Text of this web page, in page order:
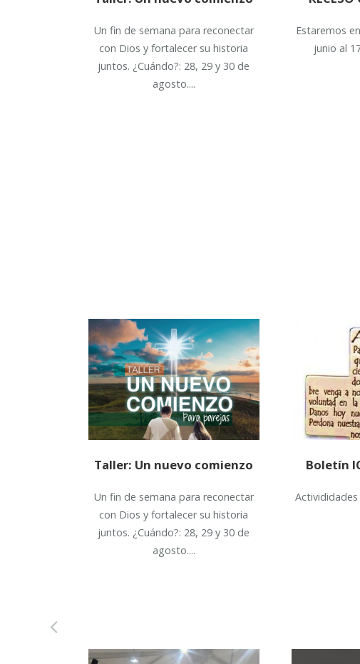
Un fin de semana para reconectar
con Dios y fortalecer su historia
juntos. ¿Cuándo?: 28, 29 y 30 de
agosto....
Estaremos
junio al
Taller: Un nuevo comienzo
Un fin de semana para reconectar
con Dios y fortalecer su historia
juntos. ¿Cuándo?: 28, 29 y 30 de
agosto....
Boletín
Activididades